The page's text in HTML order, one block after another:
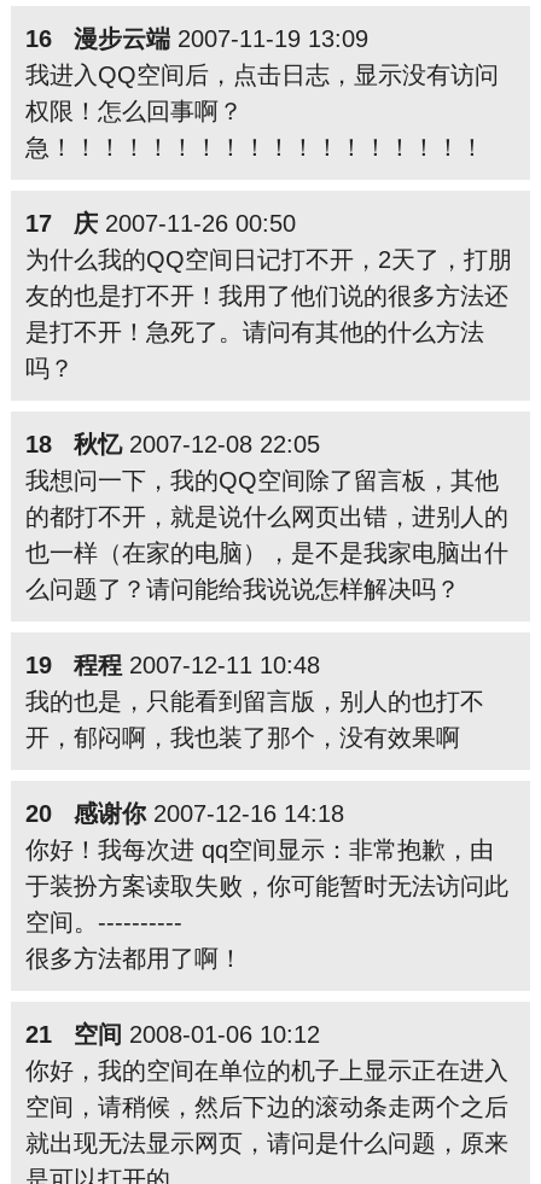
16 漫步云端2007-11-19 13:09
我进入QQ空间后，点击日志，显示没有访问
权限！怎么回事啊？
急！！！！！！！！！！！！！！！！！！
17 庆2007-11-26 00:50
为什么我的QQ空间日记打不开，2天了，打朋
友的也是打不开！我用了他们说的很多方法还
是打不开！急死了。请问有其他的什么方法
吗？
18 秋忆2007-12-08 22:05
我想问一下，我的QQ空间除了留言板，其他
的都打不开，就是说什么网页出错，进别人的
也一样（在家的电脑），是不是我家电脑出什
么问题了？请问能给我说说怎样解决吗？
19 程程2007-12-11 10:48
我的也是，只能看到留言版，别人的也打不
开，郁闷啊，我也装了那个，没有效果啊
20 感谢你2007-12-16 14:18
你好！我每次进 qq空间显示：非常抱歉，由
于装扮方案读取失败，你可能暂时无法访问此
空间。----------
很多方法都用了啊！
21 空间 2008-01-06 10:12
你好，我的空间在单位的机子上显示正在进入
空间，请稍候，然后下边的滚动条走两个之后
就出现无法显示网页，请问是什么问题，原来